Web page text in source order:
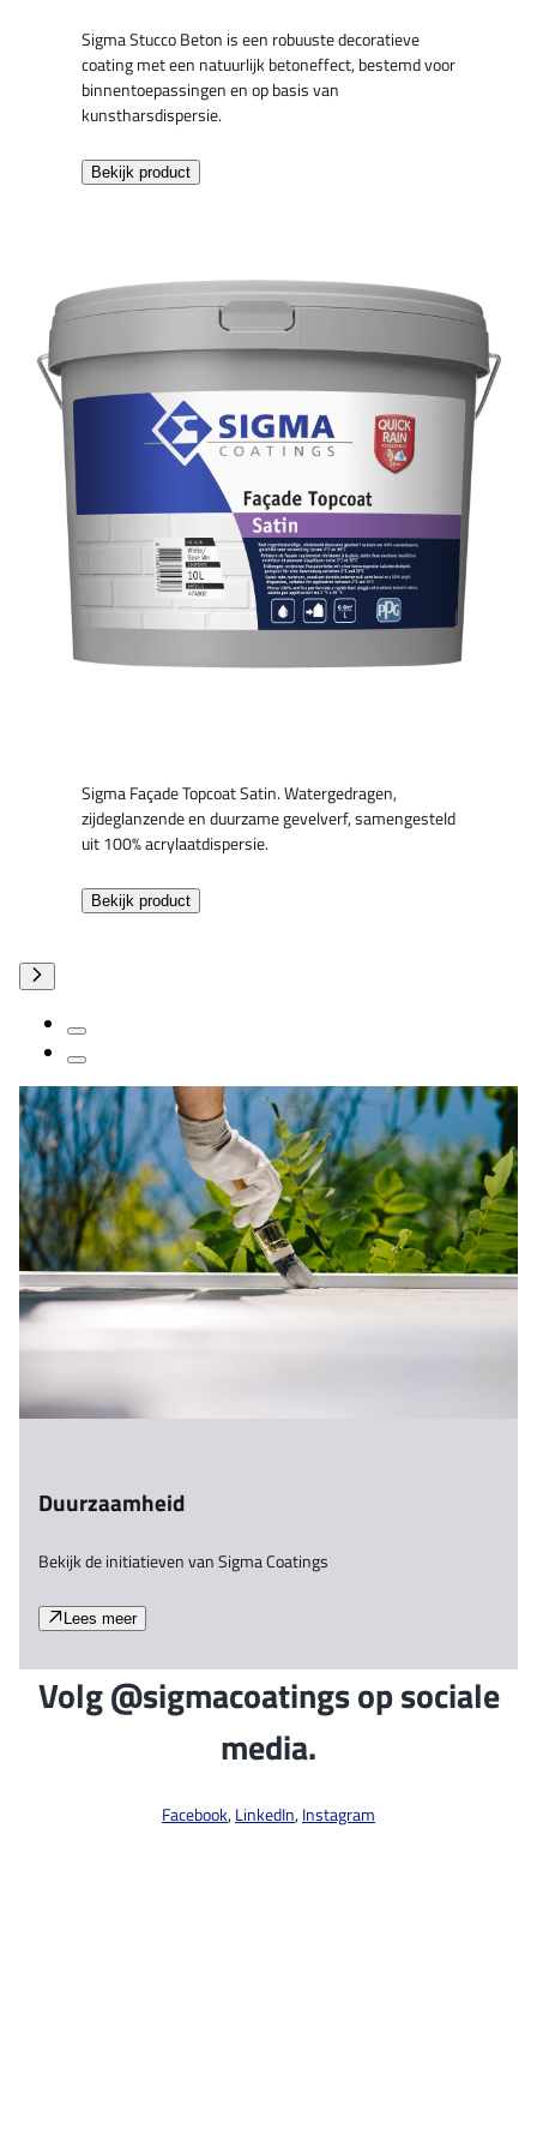
Sigma Stucco Beton is een robuuste decoratieve
coating met een natuurlijk betoneffect, bestemd voor
binnentoepassingen en op basis van
kunstharsdispersie.
Bekijk product
Sigma Façade Topcoat Satin. Watergedragen,
zijdeglanzende en duurzame gevelverf, samengesteld
uit 100% acrylaatdispersie.
Bekijk product
Duurzaamheid
Bekijk de initiatieven van Sigma Coatings
Lees meer
Volg @sigmacoatings op sociale
media.
Facebook,LinkedIn,Instagram